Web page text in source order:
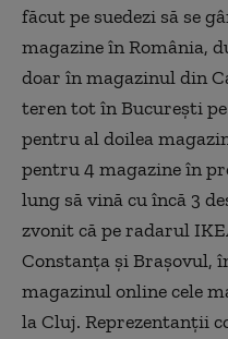
făcut pe suedezi să se
magazine în România,
doar în magazinul din
teren tot în Bucureşti
pentru al doilea
pentru 4 magazine în
lung să vină cu încă 3
zvonit că pe radarul
Constanţa şi Braşovul,
magazinul online cele
la Cluj. Reprezentanţii